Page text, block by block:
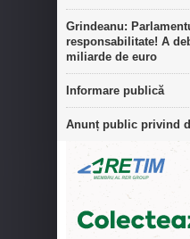
Grindeanu:
responsabilitate! A
miliarde de euro
Informare publică
Anunț public privind